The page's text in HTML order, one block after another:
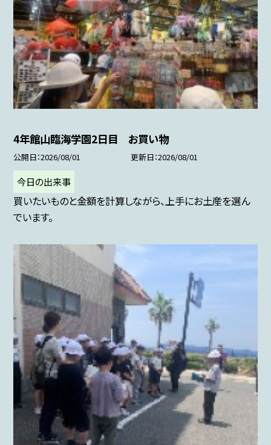
4年館山臨海学園2日目 お買い物
公開日 2026/08/01 更新日 2026/08/01
今日の出来事
買いたいものと金額を計算しながら、上手にお土産を選ん
でいます。